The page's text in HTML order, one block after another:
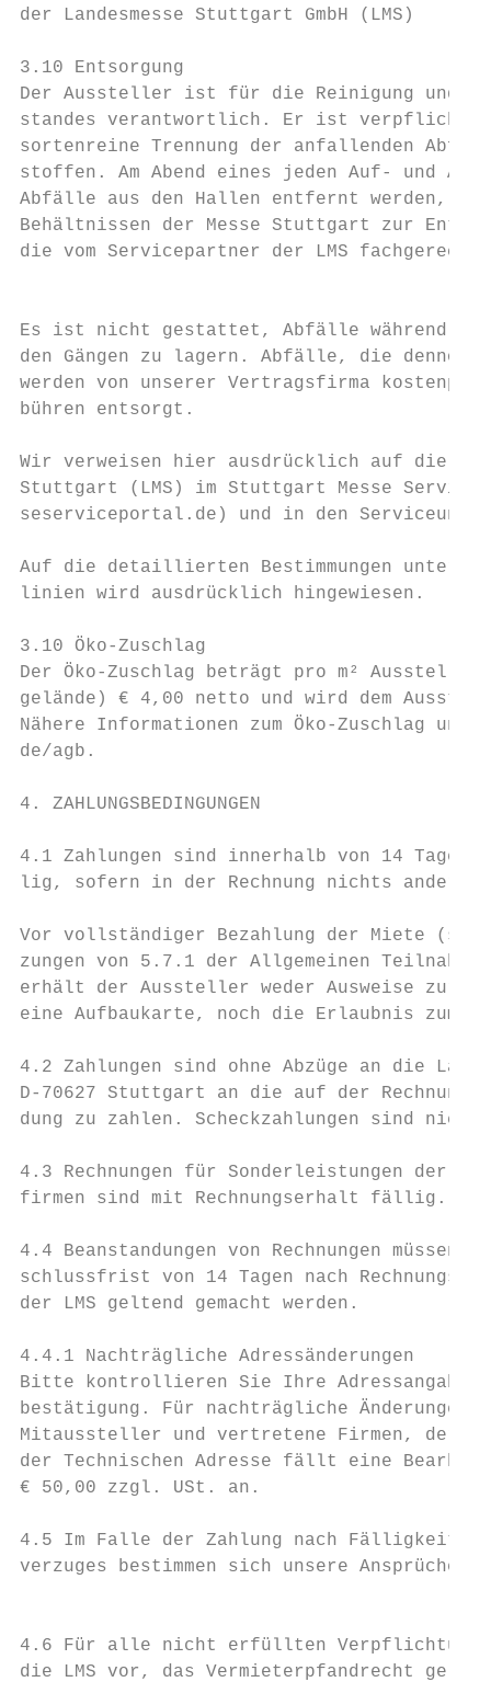
der Landesmesse Stuttgart GmbH
3.10 Entsorgung
Der Aussteller ist für die Reinigung und
standes verantwortlich. Er ist
sortenreine Trennung der anfallenden
stoffen. Am Abend eines jeden Auf- und
Abfälle aus den Hallen entfernt werden,
Behältnissen der Messe Stuttgart zur
die vom Servicepartner der LMS
Es ist nicht gestattet, Abfälle während
den Gängen zu lagern. Abfälle, die
werden von unserer Vertragsfirma
bühren entsorgt.
Wir verweisen hier ausdrücklich auf die
Stuttgart (LMS) im Stuttgart Messe
seserviceportal.de) und in den
Auf die detaillierten Bestimmungen unter
linien wird ausdrücklich
3.10 Öko-Zuschlag
Der Öko-Zuschlag beträgt pro m²
gelände) € 4,00 netto und wird dem
Nähere Informationen zum Öko-Zuschlag
de/agb.
4. ZAHLUNGSBEDINGUNGEN
4.1 Zahlungen sind innerhalb von 14
lig, sofern in der Rechnung nichts
Vor vollständiger Bezahlung der Miete
zungen von 5.7.1 der Allgemeinen
erhält der Aussteller weder Ausweise zur
eine Aufbaukarte, noch die Erlaubnis
4.2 Zahlungen sind ohne Abzüge an die
D-70627 Stuttgart an die auf der
dung zu zahlen. Scheckzahlungen sind
4.3 Rechnungen für Sonderleistungen
firmen sind mit Rechnungserhalt
4.4 Beanstandungen von Rechnungen
schlussfrist von 14 Tagen nach
der LMS geltend gemacht werden.
4.4.1 Nachträgliche
Bitte kontrollieren Sie Ihre
bestätigung. Für nachträgliche
Mitaussteller und vertretene Firmen, der
der Technischen Adresse fällt eine
€ 50,00 zzgl. USt. an.
4.5 Im Falle der Zahlung nach Fälligkeit
verzuges bestimmen sich unsere
4.6 Für alle nicht erfüllten
die LMS vor, das Vermieterpfandrecht